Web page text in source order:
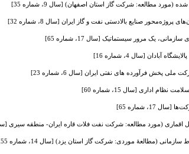
مطالعه: شرکت گاز استان اصفهان) [سال 9، شماره 35]
صنایع بالادستی نفت و گاز ایران [سال 8، شماره 32]
یک مرور سیستماتیک [سال 17، شماره 65]
آبادان [سال 4، شماره 16]
فرآورده ‌های نفتی ایران [سال 6، شماره 23]
اداری [سال 15، شماره 60]
شماره 65]
(مورد مطالعه: شرکت نفت فلات قاره ایران- منطقه سیری [سال 11،
(مطالعۀ موردی: شرکت گاز استان یزد) [سال 14، شماره 55]